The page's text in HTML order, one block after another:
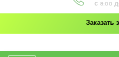
с 8:00
Заказать